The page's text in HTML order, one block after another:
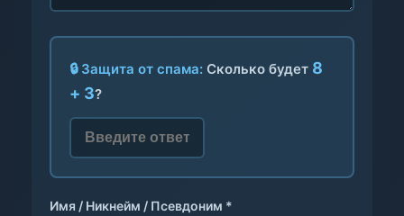
🔒 Защита от спама: Сколько будет 8
+ 3?
Имя / Никнейм / Псевдоним *